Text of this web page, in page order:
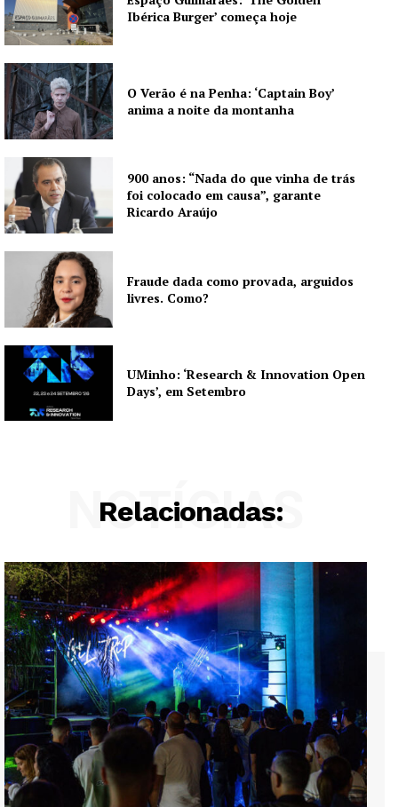
Publicidade
Quero ser Assinante
Ibérica Burger’ começa hoje
O Verão é na Penha: ‘Captain Boy’
anima a noite da montanha
900 anos: “Nada do que vinha de trás
foi colocado em causa”, garante
Ricardo Araújo
Fraude dada como provada, arguidos
livres. Como?
UMinho: ‘Research & Innovation Open
Days’, em Setembro
Relacionadas:
NOTÍCIAS